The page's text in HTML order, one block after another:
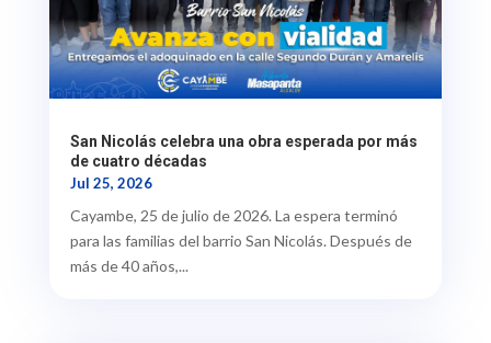
San Nicolás celebra una obra esperada por más
de cuatro décadas
Jul 25, 2026
Cayambe, 25 de julio de 2026. La espera terminó
para las familias del barrio San Nicolás. Después de
más de 40 años,...